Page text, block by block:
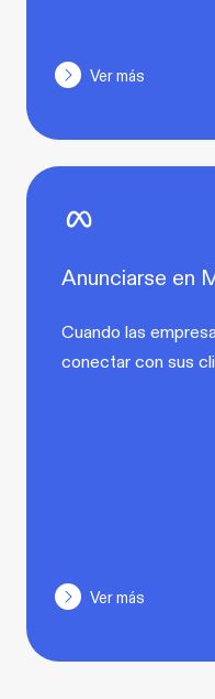
Ver más
Anunciarse en
Cuando las
conectar con sus
Ver más